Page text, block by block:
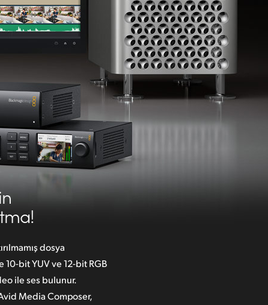
dosya
10-bit YUV ve 12-bit RGB
ile ses bulunur.
Media Composer,